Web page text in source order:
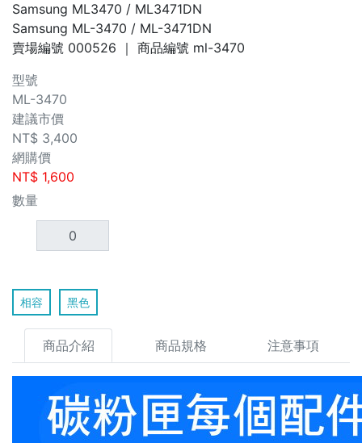
Samsung ML3470 / ML3471DN
Samsung ML-3470 / ML-3471DN
賣場編號 000526 ｜ 商品編號 ml-3470
型號
ML-3470
建議市價
NT$ 3,400
網購價
NT$ 1,600
數量
相容 黑色
商品介紹 商品規格 注意事項